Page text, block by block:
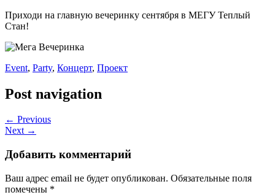
Приходи на главную вечеринку сентября в МЕГУ Теплый
Стан!
Event, Party, Концерт, Проект
Post navigation
← Previous
Next →
Добавить комментарий
Ваш адрес email не будет опубликован. Обязательные поля
помечены *